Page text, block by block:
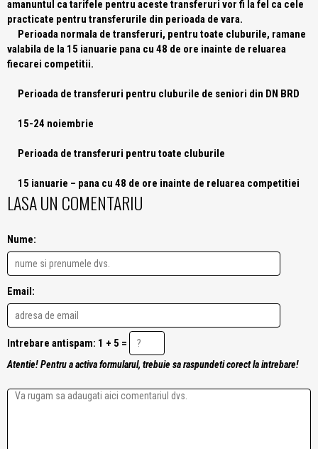
amanuntul ca tarifele pentru aceste transferuri vor fi la fel ca cele
practicate pentru transferurile din perioada de vara.
Perioada normala de transferuri, pentru toate cluburile, ramane
valabila de la 15 ianuarie pana cu 48 de ore inainte de reluarea
fiecarei competitii.
Perioada de transferuri pentru cluburile de seniori din DN BRD
15-24 noiembrie
Perioada de transferuri pentru toate cluburile
15 ianuarie – pana cu 48 de ore inainte de reluarea competitiei
LASA UN COMENTARIU
Nume:
Email:
Intrebare antispam: 1 + 5 =
Atentie! Pentru a activa formularul, trebuie sa raspundeti corect la intrebare!